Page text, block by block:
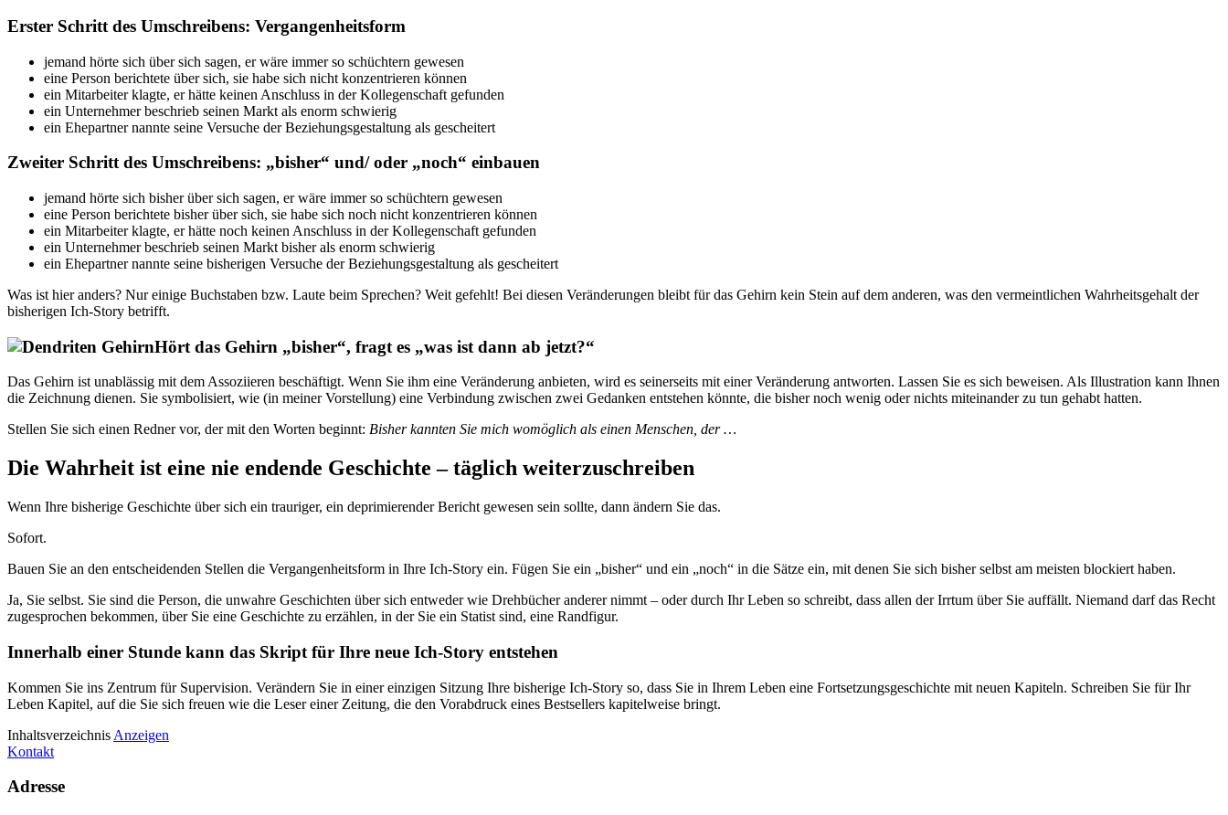
Erster Schritt des Umschreibens: Vergangenheitsform
jemand hörte sich über sich sagen, er wäre immer so schüchtern gewesen
eine Person berichtete über sich, sie habe sich nicht konzentrieren können
ein Mitarbeiter klagte, er hätte keinen Anschluss in der Kollegenschaft gefunden
ein Unternehmer beschrieb seinen Markt als enorm schwierig
ein Ehepartner nannte seine Versuche der Beziehungsgestaltung als gescheitert
Zweiter Schritt des Umschreibens: „bisher“ und/ oder „noch“ einbauen
jemand hörte sich bisher über sich sagen, er wäre immer so schüchtern gewesen
eine Person berichtete bisher über sich, sie habe sich noch nicht konzentrieren können
ein Mitarbeiter klagte, er hätte noch keinen Anschluss in der Kollegenschaft gefunden
ein Unternehmer beschrieb seinen Markt bisher als enorm schwierig
ein Ehepartner nannte seine bisherigen Versuche der Beziehungsgestaltung als gescheitert
Was ist hier anders? Nur einige Buchstaben bzw. Laute beim Sprechen? Weit gefehlt! Bei diesen Veränderungen bleibt für das Gehirn kein Stein auf dem anderen, was den vermeintlichen Wahrheitsgehalt der
bisherigen Ich-Story betrifft.
Hört das Gehirn „bisher“, fragt es „was ist dann ab jetzt?“
Das Gehirn ist unablässig mit dem Assoziieren beschäftigt. Wenn Sie ihm eine Veränderung anbieten, wird es seinerseits mit einer Veränderung antworten. Lassen Sie es sich beweisen. Als Illustration kann Ihnen
die Zeichnung dienen. Sie symbolisiert, wie (in meiner Vorstellung) eine Verbindung zwischen zwei Gedanken entstehen könnte, die bisher noch wenig oder nichts miteinander zu tun gehabt hatten.
Stellen Sie sich einen Redner vor, der mit den Worten beginnt: Bisher kannten Sie mich womöglich als einen Menschen, der …
Die Wahrheit ist eine nie endende Geschichte – täglich weiterzuschreiben
Wenn Ihre bisherige Geschichte über sich ein trauriger, ein deprimierender Bericht gewesen sein sollte, dann ändern Sie das.
Sofort.
Bauen Sie an den entscheidenden Stellen die Vergangenheitsform in Ihre Ich-Story ein. Fügen Sie ein „bisher“ und ein „noch“ in die Sätze ein, mit denen Sie sich bisher selbst am meisten blockiert haben.
Ja, Sie selbst. Sie sind die Person, die unwahre Geschichten über sich entweder wie Drehbücher anderer nimmt – oder durch Ihr Leben so schreibt, dass allen der Irrtum über Sie auffällt. Niemand darf das Recht
zugesprochen bekommen, über Sie eine Geschichte zu erzählen, in der Sie ein Statist sind, eine Randfigur.
Innerhalb einer Stunde kann das Skript für Ihre neue Ich-Story entstehen
Kommen Sie ins Zentrum für Supervision. Verändern Sie in einer einzigen Sitzung Ihre bisherige Ich-Story so, dass Sie in Ihrem Leben eine Fortsetzungsgeschichte mit neuen Kapiteln. Schreiben Sie für Ihr
Leben Kapitel, auf die Sie sich freuen wie die Leser einer Zeitung, die den Vorabdruck eines Bestsellers kapitelweise bringt.
Inhaltsverzeichnis Anzeigen
Kontakt
Adresse